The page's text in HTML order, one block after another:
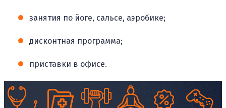
занятия по йоге, сальсе, аэробике;
дисконтная программа;
приставки в офисе.